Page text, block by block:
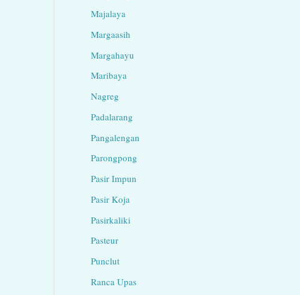
Majalaya
Margaasih
Margahayu
Maribaya
Nagreg
Padalarang
Pangalengan
Parongpong
Pasir Impun
Pasir Koja
Pasirkaliki
Pasteur
Punclut
Ranca Upas